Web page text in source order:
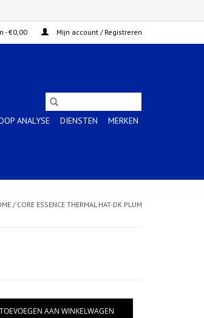
- €0,00 Mijn account / Registreren
ANALYSE DIENSTEN MERKEN
/ CORE ESSENCE THERMAL HAT-DK PLUM
TOEVOEGEN AAN WINKELWAGEN